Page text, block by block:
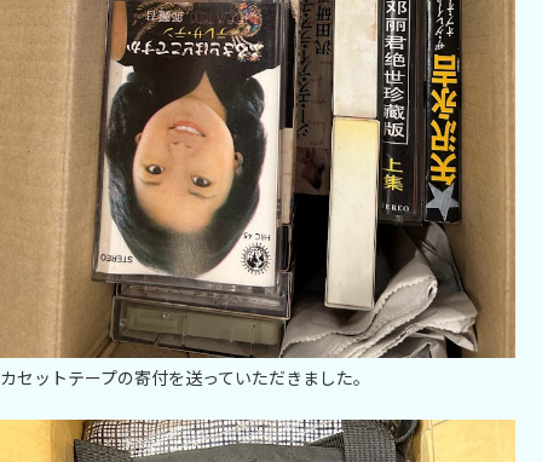
カセットテープの寄付を送っていただきました。